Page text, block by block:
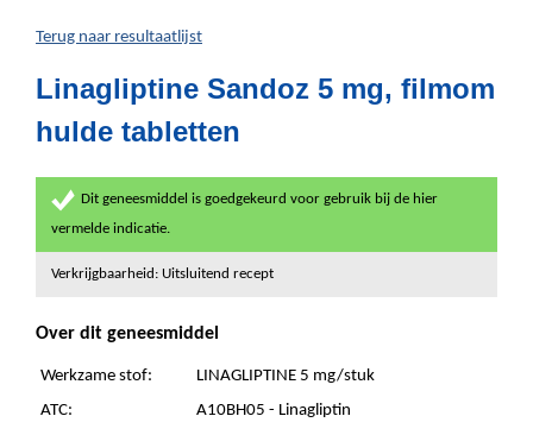
Terug naar resultaatlijst
Linagliptine Sandoz 5 mg, filmom
hulde tabletten
Dit geneesmiddel is goedgekeurd voor gebruik bij de hier
vermelde indicatie.
Verkrijgbaarheid: Uitsluitend recept
Over dit geneesmiddel
Werkzame stof:
LINAGLIPTINE 5 mg/stuk
ATC:
A10BH05 - Linagliptin